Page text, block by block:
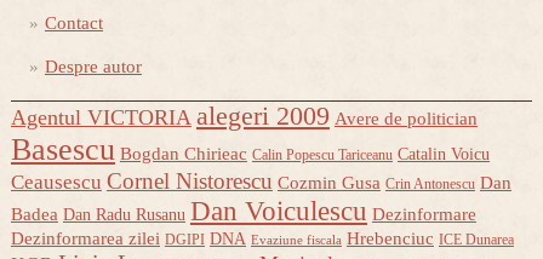
Contact
Despre autor
Agentul VICTORIA alegeri 2009 Avere de politician
Basescu Bogdan Chirieac Calin Popescu Tariceanu Catalin Voicu
Ceausescu Cornel Nistorescu Cozmin Gusa Crin Antonescu Dan
Badea Dan Radu Rusanu Dan Voiculescu Dezinformare
Dezinformarea zilei DGIPI DNA Evaziune fiscala Hrebenciuc ICE Dunarea